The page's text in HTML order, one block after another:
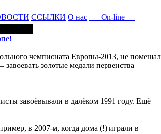
ССЫЛКИ О нас On-line
чемпионата Европы-2013, не помешал
золотые медали первенства
завоёвывали в далёком 1991 году. Ещё
в 2007-м, когда дома (!) играли в